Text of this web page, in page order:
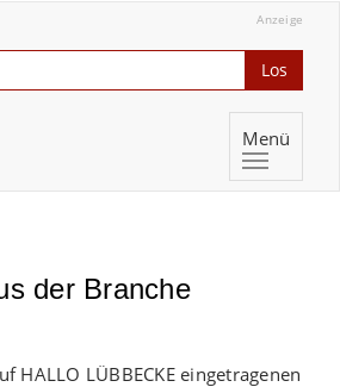
Anzeige
Los
Menü
der Branche
HALLO LÜBBECKE eingetragenen